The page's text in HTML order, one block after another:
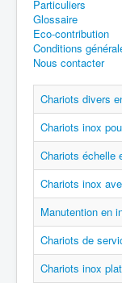
Particuliers
Glossaire
Eco-contribution
Conditions
Nous contacter
Chariots divers
Chariots inox
Chariots échelle
Chariots inox
Manutention en
Chariots de
Chariots inox